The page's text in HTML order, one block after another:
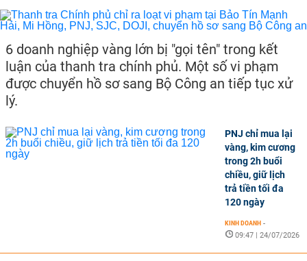
6 doanh nghiệp vàng lớn bị "gọi tên" trong kết
luận của thanh tra chính phủ. Một số vi phạm
được chuyển hồ sơ sang Bộ Công an tiếp tục xử
lý.
PNJ chỉ mua lại
vàng, kim cương
trong 2h buổi
chiều, giữ lịch
trả tiền tối đa
120 ngày
KINH DOANH -
09:47 | 24/07/2026